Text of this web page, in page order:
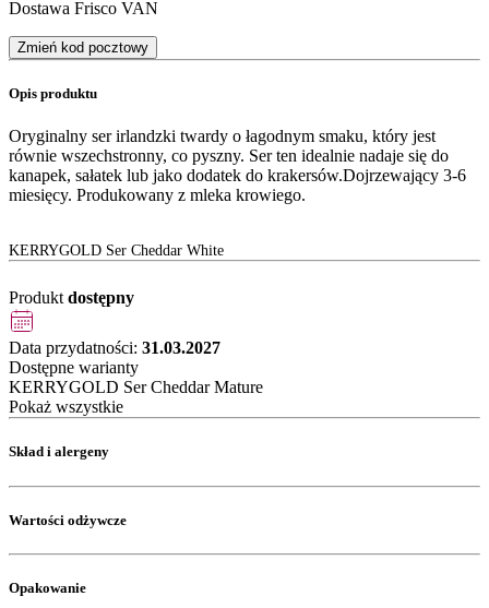
Dostawa Frisco VAN
Zmień kod pocztowy
Opis produktu
Oryginalny ser irlandzki twardy o łagodnym smaku, który jest
równie wszechstronny, co pyszny. Ser ten idealnie nadaje się do
kanapek, sałatek lub jako dodatek do krakersów.Dojrzewający 3-6
miesięcy. Produkowany z mleka krowiego.
KERRYGOLD Ser Cheddar White
Produkt dostępny
Data przydatności: 31.03.2027
Dostępne warianty
KERRYGOLD Ser Cheddar Mature
Pokaż wszystkie
Skład i alergeny
Wartości odżywcze
Opakowanie